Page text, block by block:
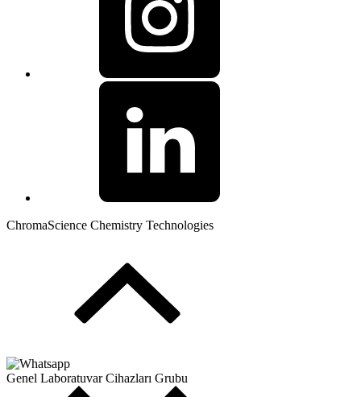
ChromaScience Chemistry Technologies
Genel Laboratuvar Cihazları Grubu